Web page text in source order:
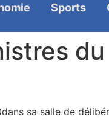
Sports
sa salle de